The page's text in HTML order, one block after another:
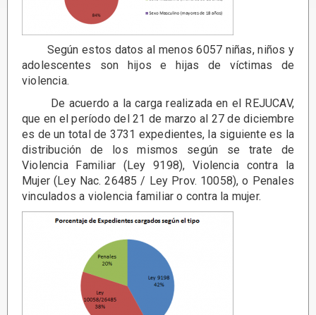
Según estos datos al menos 6057 niñas, niños y
adolescentes son hijos e hijas de víctimas de
violencia.
De acuerdo a la carga realizada en el REJUCAV,
que en el período del 21 de marzo al 27 de diciembre
es de un total de 3731 expedientes, la siguiente es la
distribución de los mismos según se trate de
Violencia Familiar (Ley 9198), Violencia contra la
Mujer (Ley Nac. 26485 / Ley Prov. 10058), o Penales
vinculados a violencia familiar o contra la mujer.